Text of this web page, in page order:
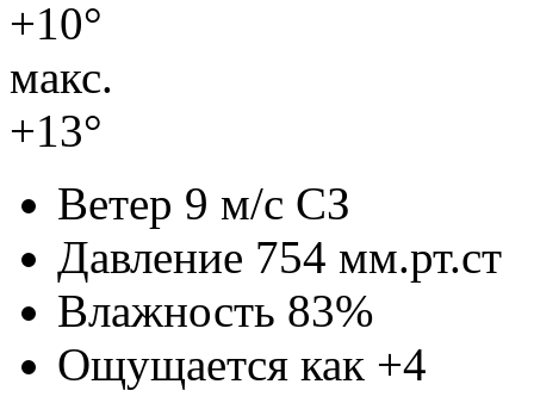
+10°
макс.
+13°
Ветер 9 м/с СЗ
Давление 754 мм.рт.ст
Влажность 83%
Ощущается как +4